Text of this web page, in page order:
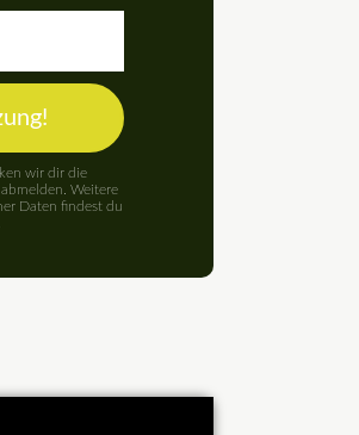
wir dir die
Weitere
Daten findest du